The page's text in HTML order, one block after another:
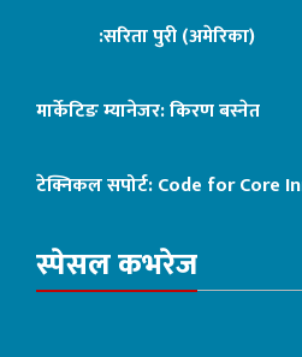
:सरिता पुरी (अमेरिका)
मार्केटिङ म्यानेजर: किरण बस्नेत
टेक्निकल सपोर्ट:Code for Core
स्पेसल कभरेज